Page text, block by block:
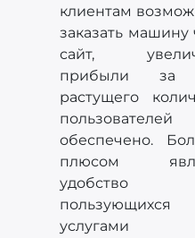
клиентам
заказать машину
сайт,
прибыли за
растущего
пользователей
обеспечено.
плюсом
удобство
пользующихся
услугами